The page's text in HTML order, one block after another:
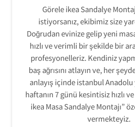
Görele ikea Sandalye
istiyorsanız, ekibimiz size
Doğrudan evinize gelip yeni
hızlı ve verimli bir şekilde bir
profesyonelleriz. Kendiniz
baş ağrısını atlayın ve, her
anlayış içinde istanbul Anadolu
haftanın 7 günü kesintisiz hızlı
ikea Masa Sandalye Montajı”
vermekteyiz.